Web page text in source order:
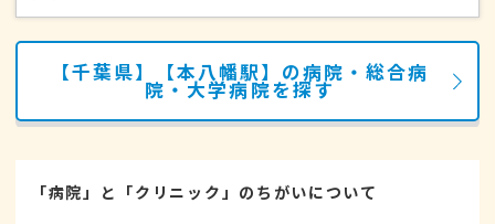
【千葉県】【本八幡駅】の病院・総合病
院・大学病院を探す
「病院」と「クリニック」のちがいについて